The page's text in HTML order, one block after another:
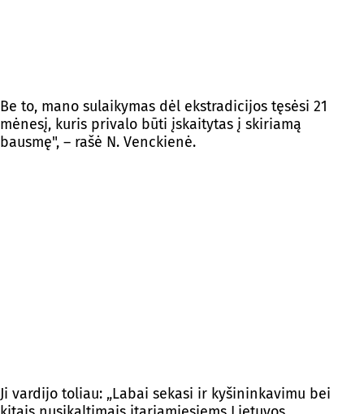
Be to, mano sulaikymas dėl ekstradicijos tęsėsi 21
mėnesį, kuris privalo būti įskaitytas į skiriamą
bausmę", – rašė N. Venckienė.
Ji vardijo toliau: „Labai sekasi ir kyšininkavimu bei